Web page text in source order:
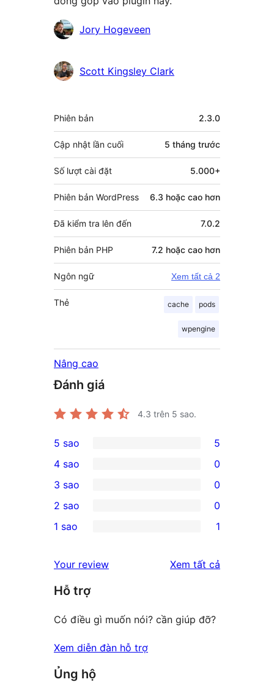
Những
đóng
góp
Jory Hogeveen
Scott Kingsley Clark
Meta
Phiên bản 2.3.0
Cập nhật lần cuối 5 tháng trước
Số lượt cài đặt 5.000+
Phiên bản WordPress 6.3 hoặc cao hơn
Đã kiểm tra lên đến 7.0.2
Phiên bản PHP 7.2 hoặc cao hơn
Ngôn ngữ Xem tất cả 2
Thẻ cache pods
wpengine
Nâng cao
Đánh giá
4.3 trên 5 sao.
5
5-
star
reviews
5 sao 5
4-
star
reviews
4 sao 0
0
3-
star
3 sao 0
2-
reviews
2 sao 0
star
review
1 sao 1
Your review Xem tất cả
Hỗ trợ
Có điều gì muốn nói? cần giúp đỡ?
Xem diễn đàn hỗ trợ
Ủng hộ